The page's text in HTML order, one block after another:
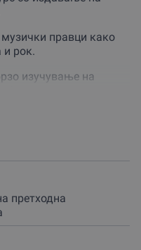
правци како
и рок.
изучување на
оглед на нивното
до сабота, од
претходна